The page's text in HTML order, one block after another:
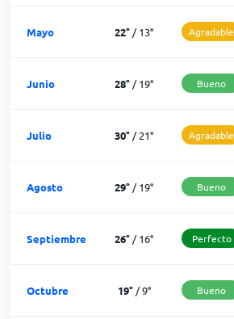
Mayo 22° /13° Agradable
Junio 28° /19° Bueno
Julio 30° /21° Agradable
Agosto 29° /19° Bueno
Septiembre 26° /16° Perfecto
Octubre 19°/9° Bueno